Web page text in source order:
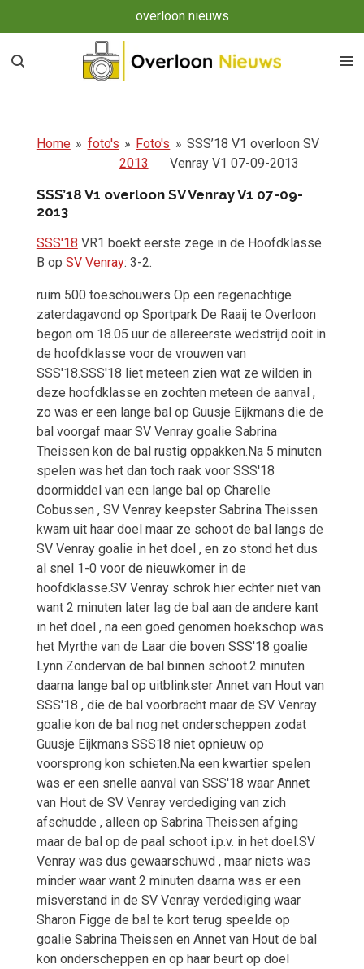
direct
naar
overloon nieuws
Home » foto's » Foto's
2013
» SSS’18 V1 overloon SV
Venray V1 07-09-2013
SSS’18 V1 overloon SV Venray V1 07-09-
2013
SSS'18 VR1 boekt eerste zege in de Hoofdklasse
B op SV Venray: 3-2.
ruim 500 toeschouwers Op een regenachtige
zaterdagavond op Sportpark De Raaij te Overloon
begon om 18.05 uur de allereerste wedstrijd ooit in
de hoofdklasse voor de vrouwen van
SSS'18.SSS'18 liet meteen zien wat ze wilden in
deze hoofdklasse en zochten meteen de aanval ,
zo was er een lange bal op Guusje Eijkmans die de
bal voorgaf maar SV Venray goalie Sabrina
Theissen kon de bal rustig oppakken.Na 5 minuten
spelen was het dan toch raak voor SSS'18
doormiddel van een lange bal op Charelle
Cobussen , SV Venray keepster Sabrina Theissen
kwam uit haar doel maar ze schoot de bal langs de
SV Venray goalie in het doel , en zo stond het dus
al snel 1-0 voor de nieuwkomer in de
hoofdklasse.SV Venray schrok hier echter niet van
want 2 minuten later lag de bal aan de andere kant
in het doel , na een goed genomen hoekschop was
het Myrthe van de Laar die boven SSS'18 goalie
Lynn Zondervan de bal binnen schoot.2 minuten
daarna lange bal op uitblinkster Annet van Hout van
SSS'18 , die de bal voorbracht maar de SV Venray
goalie kon de bal nog net onderscheppen zodat
Guusje Eijkmans SSS18 niet opnieuw op
voorsprong kon schieten.Na een kwartier spelen
was er een snelle aanval van SSS'18 waar Annet
van Hout de SV Venray verdediging van zich
afschudde , alleen op Sabrina Theissen afging
maar de bal op de paal schoot i.p.v. in het doel.SV
Venray was dus gewaarschuwd , maar niets was
minder waar want 2 minuten daarna was er een
misverstand in de SV Venray verdediging waar
Sharon Figge de bal te kort terug speelde op
goalie Sabrina Theissen en Annet van Hout de bal
kon onderscheppen en op haar beurt op doel